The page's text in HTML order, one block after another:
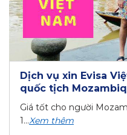
Dịch vụ xin Evisa
quốc tịch
Giá tốt cho người
1...Xem thêm